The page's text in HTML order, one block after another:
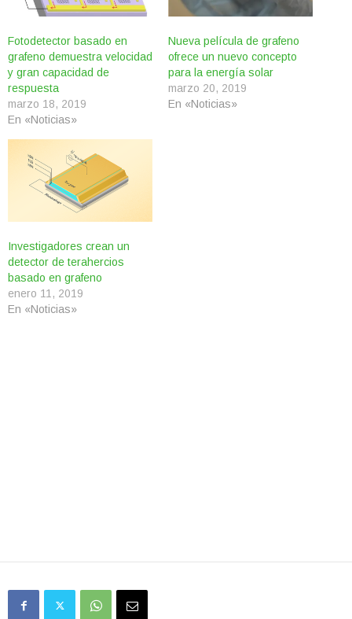
Fotodetector basado en
grafeno demuestra velocidad
y gran capacidad de
respuesta
marzo 18, 2019
En «Noticias»
Nueva película de grafeno
ofrece un nuevo concepto
para la energía solar
marzo 20, 2019
En «Noticias»
Investigadores crean un
detector de terahercios
basado en grafeno
enero 11, 2019
En «Noticias»